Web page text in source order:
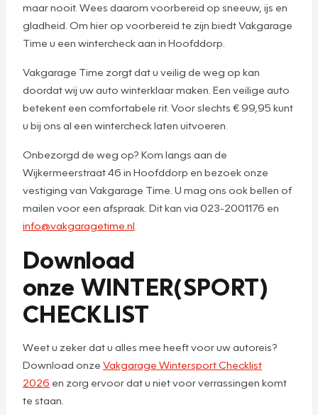
maar nooit. Wees daarom voorbereid op sneeuw, ijs en
gladheid. Om hier op voorbereid te zijn biedt Vakgarage
Time u een wintercheck aan in Hoofddorp.
Vakgarage Time zorgt dat u veilig de weg op kan
doordat wij uw auto winterklaar maken. Een veilige auto
betekent een comfortabele rit. Voor slechts € 99,95 kunt
u bij ons al een wintercheck laten uitvoeren.
Onbezorgd de weg op? Kom langs aan de
Wijkermeerstraat 46 in Hoofddorp en bezoek onze
vestiging van Vakgarage Time. U mag ons ook bellen of
mailen voor een afspraak. Dit kan via 023-2001176 en
info@vakgaragetime.nl
Download
onze WINTER(SPORT)
CHECKLIST
Weet u zeker dat u alles mee heeft voor uw autoreis?
Download onze Vakgarage Wintersport Checklist
2026 en zorg ervoor dat u niet voor verrassingen komt
te staan.